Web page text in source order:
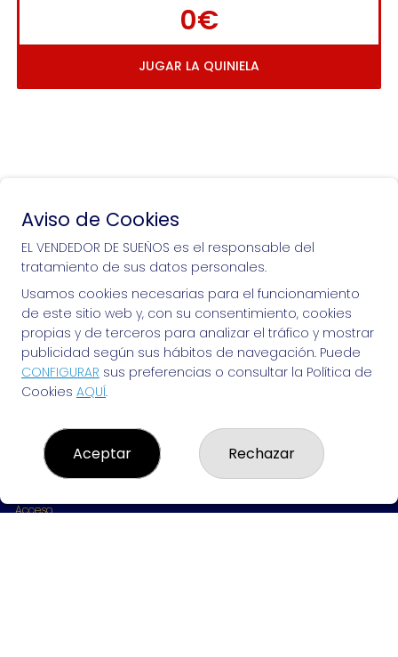
0€
JUGAR LA QUINIELA
Si puedes soñarlo, puedes hacerlo, ¡mucha
suerte!
EL VENDEDOR DE SUEÑOS
¿Quiénes somos?
Resultados
Contacto
Empresas
Acceso
Aviso de Cookies
EL VENDEDOR DE SUEÑOS es el responsable del
tratamiento de sus datos personales.
Usamos cookies necesarias para el funcionamiento
de este sitio web y, con su consentimiento, cookies
propias y de terceros para analizar el tráfico y mostrar
publicidad según sus hábitos de navegación. Puede
CONFIGURAR sus preferencias o consultar la Política de
Cookies AQUÍ.
Aceptar Rechazar